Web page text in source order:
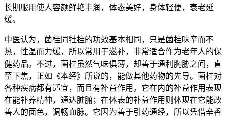
长期服用使人容颜鲜艳丰润，体态美好，身体轻便，衰老延
缓。
中医认为，菌桂同牡桂的功效基本相同，只是菌桂味辛而不
热，性温而力缓，所以常用于滋补，非常适合作为老年人的保
健药品。不过，菌桂虽然气味俱薄，却善于通利胸胁之间，直
至下焦，正如《本经》所说的，能做其他药物的先导。菌桂对
各种疾病都有适宜，而且有补益作用。它在内的补益作用表现
在能补养精神，通达脏腑；在体表的补益作用则体现在它能改
善人的面色，调畅血脉。它因为善于引药通经，所以凭借辛香